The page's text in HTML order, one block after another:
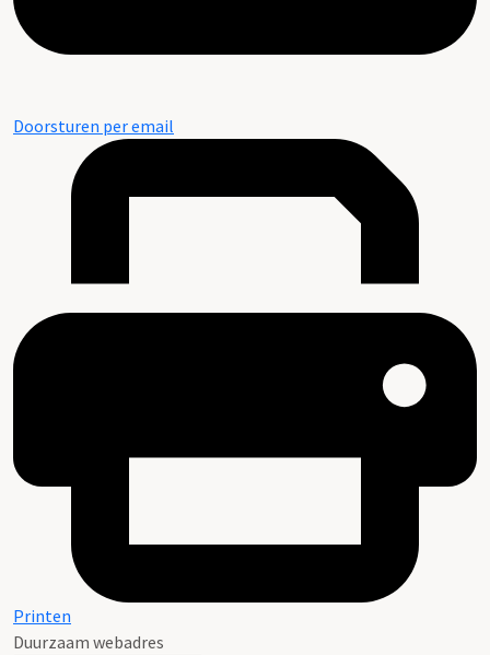
Doorsturen per email
Printen
Duurzaam webadres